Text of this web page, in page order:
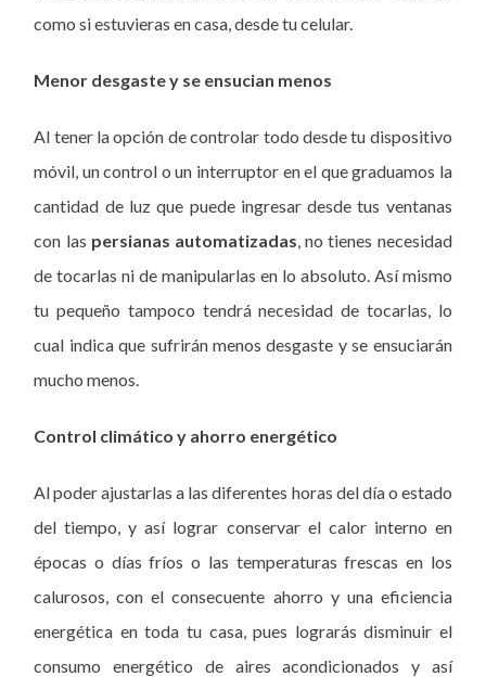
como si estuvieras en casa, desde tu celular.
Menor desgaste y se ensucian menos
Al tener la opción de controlar todo desde tu dispositivo
móvil, un control o un interruptor en el que graduamos la
cantidad de luz que puede ingresar desde tus ventanas
con las persianas automatizadas, no tienes necesidad
de tocarlas ni de manipularlas en lo absoluto. Así mismo
tu pequeño tampoco tendrá necesidad de tocarlas, lo
cual indica que sufrirán menos desgaste y se ensuciarán
mucho menos.
Control climático y ahorro energético
Al poder ajustarlas a las diferentes horas del día o estado
del tiempo, y así lograr conservar el calor interno en
épocas o días fríos o las temperaturas frescas en los
calurosos, con el consecuente ahorro y una eficiencia
energética en toda tu casa, pues lograrás disminuir el
consumo energético de aires acondicionados y así